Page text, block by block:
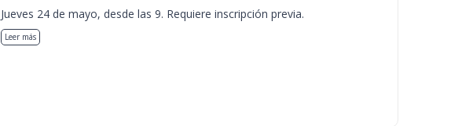
Jueves 24 de mayo, desde las 9. Requiere inscripción previa.
Leer más